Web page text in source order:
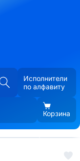
Исполнители
по алфавиту
Корзина